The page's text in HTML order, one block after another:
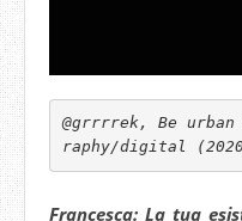
@grrrrek, Be
raphy/digital
Francesca: La tua